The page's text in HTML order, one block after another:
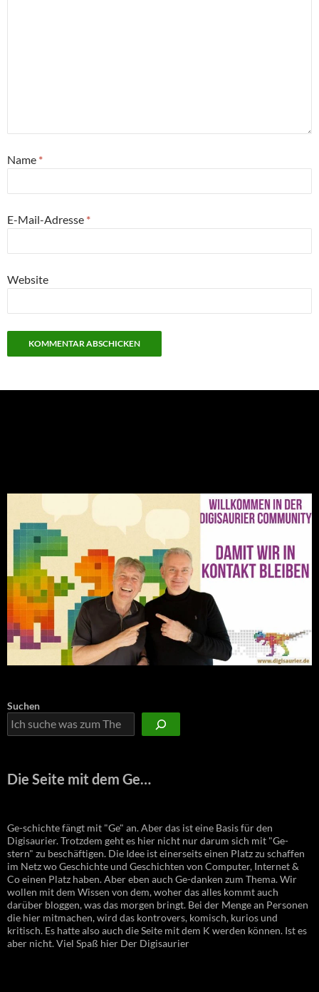
Name *
E-Mail-Adresse *
Website
Suchen
Die Seite mit dem Ge…
Ge-schichte fängt mit "Ge" an. Aber das ist eine Basis für den
Digisaurier. Trotzdem geht es hier nicht nur darum sich mit "Ge-
stern" zu beschäftigen. Die Idee ist einerseits einen Platz zu schaffen
im Netz wo Geschichte und Geschichten von Computer, Internet &
Co einen Platz haben. Aber eben auch Ge-danken zum Thema. Wir
wollen mit dem Wissen von dem, woher das alles kommt auch
darüber bloggen, was das morgen bringt. Bei der Menge an Personen
die hier mitmachen, wird das kontrovers, komisch, kurios und
kritisch. Es hatte also auch die Seite mit dem K werden können. Ist es
aber nicht. Viel Spaß hier Der Digisaurier